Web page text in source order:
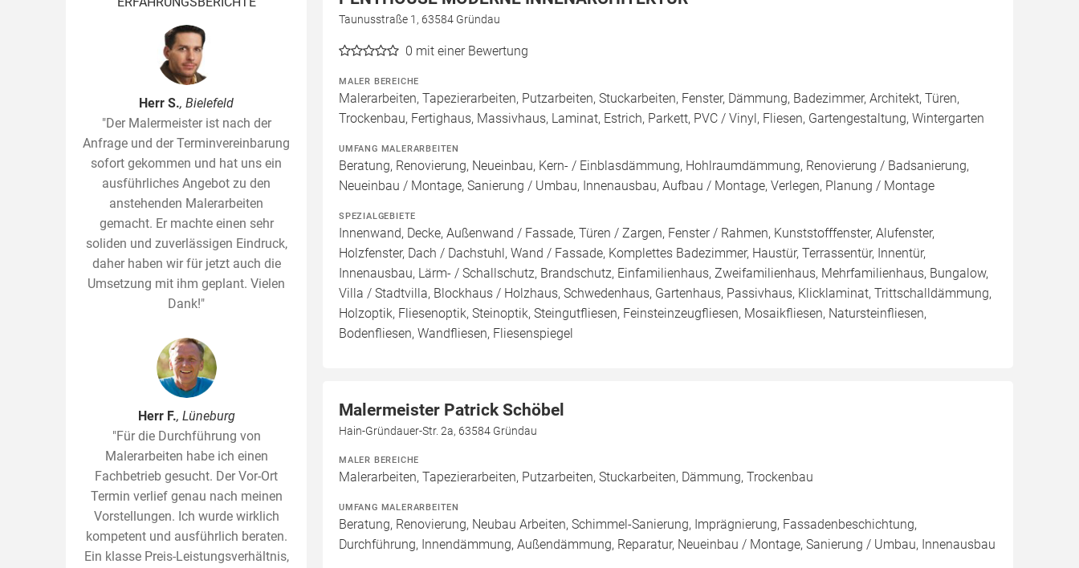
Herr S., Bielefeld
"Der Malermeister ist nach der
Anfrage und der Terminvereinbarung
sofort gekommen und hat uns ein
ausführliches Angebot zu den
anstehenden Malerarbeiten
gemacht. Er machte einen sehr
soliden und zuverlässigen Eindruck,
daher haben wir für jetzt auch die
Umsetzung mit ihm geplant. Vielen
Dank!"
Herr F., Lüneburg
"Für die Durchführung von
Malerarbeiten habe ich einen
Fachbetrieb gesucht. Der Vor-Ort
Termin verlief genau nach meinen
Vorstellungen. Ich wurde wirklich
kompetent und ausführlich beraten.
Ein klasse Preis-Leistungsverhältnis,
Taunusstraße 1, 63584 Gründau
0 mit einer Bewertung
MALER BEREICHE
Malerarbeiten, Tapezierarbeiten, Putzarbeiten, Stuckarbeiten, Fenster, Dämmung, Badezimmer, Architekt, Türen,
Trockenbau, Fertighaus, Massivhaus, Laminat, Estrich, Parkett, PVC / Vinyl, Fliesen, Gartengestaltung, Wintergarten
UMFANG MALERARBEITEN
Beratung, Renovierung, Neueinbau, Kern- / Einblasdämmung, Hohlraumdämmung, Renovierung / Badsanierung,
Neueinbau / Montage, Sanierung / Umbau, Innenausbau, Aufbau / Montage, Verlegen, Planung / Montage
SPEZIALGEBIETE
Innenwand, Decke, Außenwand / Fassade, Türen / Zargen, Fenster / Rahmen, Kunststofffenster, Alufenster,
Holzfenster, Dach / Dachstuhl, Wand / Fassade, Komplettes Badezimmer, Haustür, Terrassentür, Innentür,
Innenausbau, Lärm- / Schallschutz, Brandschutz, Einfamilienhaus, Zweifamilienhaus, Mehrfamilienhaus, Bungalow,
Villa / Stadtvilla, Blockhaus / Holzhaus, Schwedenhaus, Gartenhaus, Passivhaus, Klicklaminat, Trittschalldämmung,
Holzoptik, Fliesenoptik, Steinoptik, Steingutfliesen, Feinsteinzeugfliesen, Mosaikfliesen, Natursteinfliesen,
Bodenfliesen, Wandfliesen, Fliesenspiegel
Malermeister Patrick Schöbel
Hain-Gründauer-Str. 2a, 63584 Gründau
MALER BEREICHE
Malerarbeiten, Tapezierarbeiten, Putzarbeiten, Stuckarbeiten, Dämmung, Trockenbau
UMFANG MALERARBEITEN
Beratung, Renovierung, Neubau Arbeiten, Schimmel-Sanierung, Imprägnierung, Fassadenbeschichtung,
Durchführung, Innendämmung, Außendämmung, Reparatur, Neueinbau / Montage, Sanierung / Umbau, Innenausbau